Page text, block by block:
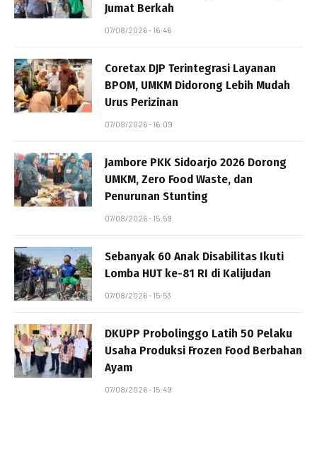
Jumat Berkah
07/08/2026 - 16:46
Coretax DJP Terintegrasi Layanan
BPOM, UMKM Didorong Lebih Mudah
Urus Perizinan
07/08/2026 - 16:09
Jambore PKK Sidoarjo 2026 Dorong
UMKM, Zero Food Waste, dan
Penurunan Stunting
07/08/2026 - 15:59
Sebanyak 60 Anak Disabilitas Ikuti
Lomba HUT ke-81 RI di Kalijudan
07/08/2026 - 15:53
DKUPP Probolinggo Latih 50 Pelaku
Usaha Produksi Frozen Food Berbahan
Ayam
07/08/2026 - 15:49